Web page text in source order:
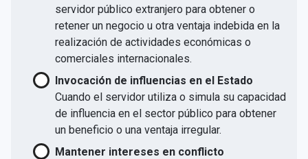
servidor público extranjero para obtener o
retener un negocio u otra ventaja indebida en la
realización de actividades económicas o
comerciales internacionales.
Invocación de influencias en el Estado
Cuando el servidor utiliza o simula su capacidad
de influencia en el sector público para obtener
un beneficio o una ventaja irregular.
Mantener intereses en conflicto